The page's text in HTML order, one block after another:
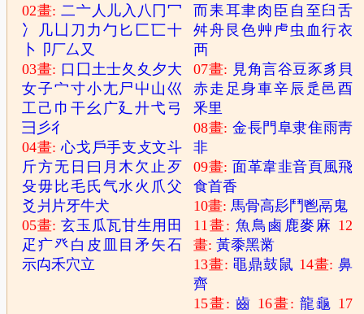
02畫:二亠 人 儿入 八 冂冖
冫
几 凵 刀 力 勹 匕 匚匸十
卜
卩厂厶 又
03畫: 口 囗 土士夂 夊 夕大
女子宀寸小尢尸 屮 山巛
工 己 巾 干幺 广廴廾弋弓
彐 彡彳
04畫:心戈 戶手支 攴文斗
斤方无 日 曰 月木 欠止 歹
殳毋 比毛 氏气水 火 爪父
爻 爿 片牙牛犬
05畫:玄玉 瓜瓦甘生用 田
疋 疒癶 白 皮 目矛 矢石
示禸禾穴立
而耒耳聿肉 臣 自 至 臼舌
舛舟 艮色艸 虍 虫 血行衣
襾
07畫: 見角言谷豆豕豸 貝
赤走 足身車辛辰 辵 邑酉
釆里
08畫: 金長門 阜隶隹雨靑
非
09畫: 面革韋韭音頁風飛
食首香
10畫:馬骨高髟 鬥鬯鬲 鬼
11畫: 魚鳥 鹵 鹿麥 麻 12
畫:黃黍黑黹
13畫: 黽鼎鼓鼠 14畫:鼻
齊
15畫:齒 16畫:龍龜 17